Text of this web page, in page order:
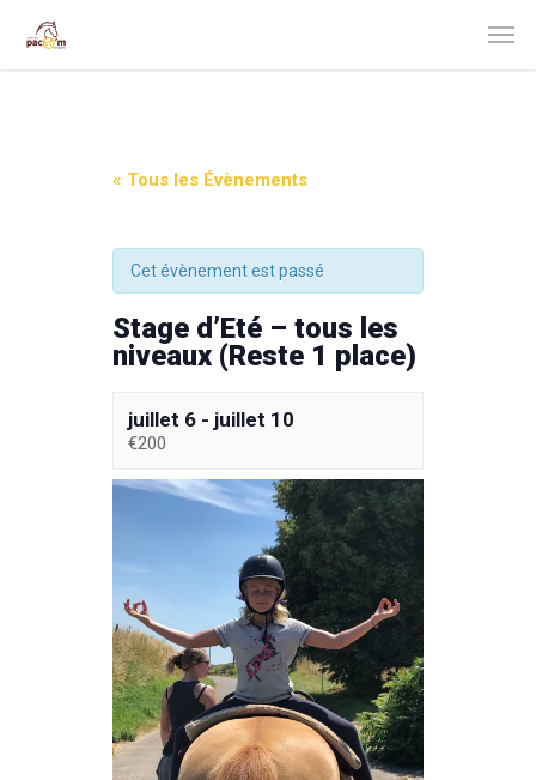
« Tous les Évènements
Cet évènement est passé
Stage d’Eté – tous les
niveaux (Reste 1 place)
juillet 6 - juillet 10
€200